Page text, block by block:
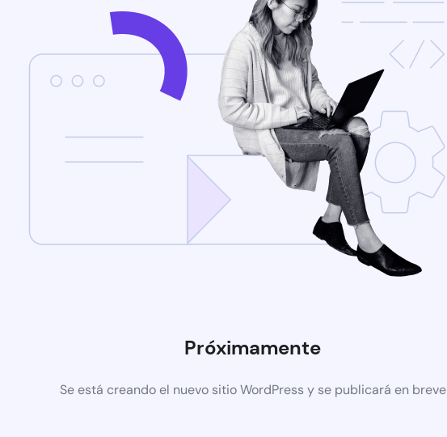
Próximamente
Se está creando el nuevo sitio WordPress y se publicará en breve